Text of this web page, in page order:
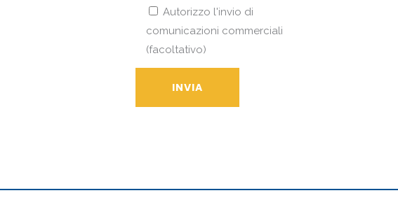
Autorizzo l'invio di
comunicazioni commerciali
(facoltativo)